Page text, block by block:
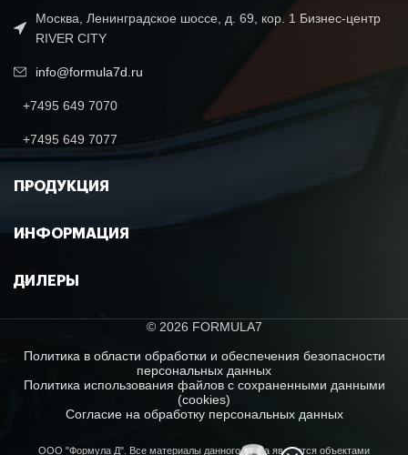
Москва, Ленинградское шоссе, д. 69, кор. 1 Бизнес-центр
RIVER CITY
info@formula7d.ru
+7495 649 7070
+7495 649 7077
ПРОДУКЦИЯ
ИНФОРМАЦИЯ
ДИЛЕРЫ
© 2026 FORMULA7
Политика в области обработки и обеспечения безопасности
персональных данных
Политика использования файлов с сохраненными данными
(cookies)
Согласие на обработку персональных данных
ООО "Формула Д". Все материалы данного сайта являются объектами